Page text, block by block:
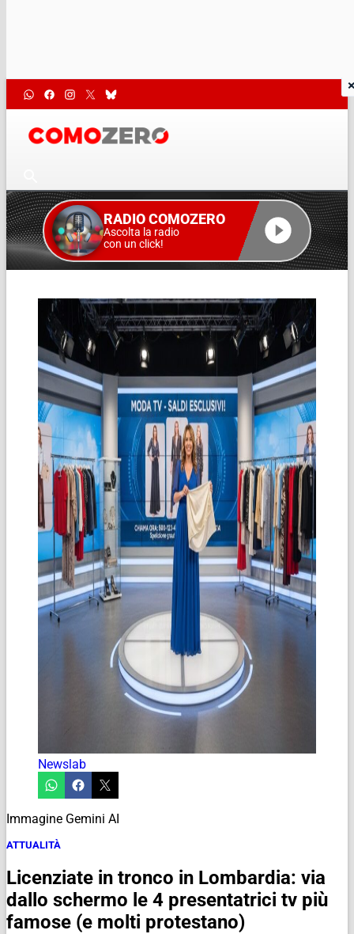
RADIO COMOZERO
Ascolta la radio
con un click!
Newslab
Immagine Gemini AI
ATTUALITÀ
Licenziate in tronco in Lombardia: via
dallo schermo le 4 presentatrici tv più
famose (e molti protestano)